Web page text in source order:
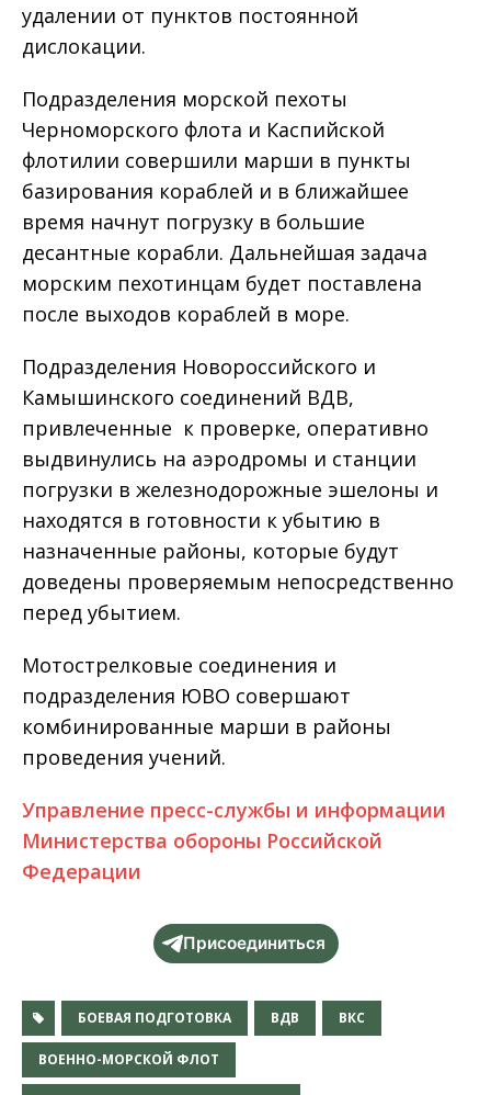
удалении от пунктов постоянной
дислокации.
Подразделения морской пехоты
Черноморского флота и Каспийской
флотилии совершили марши в пункты
базирования кораблей и в ближайшее
время начнут погрузку в большие
десантные корабли. Дальнейшая задача
морским пехотинцам будет поставлена
после выходов кораблей в море.
Подразделения Новороссийского и
Камышинского соединений ВДВ,
привлеченные к проверке, оперативно
выдвинулись на аэродромы и станции
погрузки в железнодорожные эшелоны и
находятся в готовности к убытию в
назначенные районы, которые будут
доведены проверяемым непосредственно
перед убытием.
Мотострелковые соединения и
подразделения ЮВО совершают
комбинированные марши в районы
проведения учений.
Управление пресс-службы и информации
Министерства обороны Российской
Федерации
Присоединиться
БОЕВАЯ ПОДГОТОВКА ВДВ ВКС
ВОЕННО-МОРСКОЙ ФЛОТ